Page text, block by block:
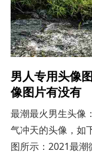
男人专用头像
像图片有没有
最潮最火男生头像
气冲天的头像，如
图所示：2021最潮